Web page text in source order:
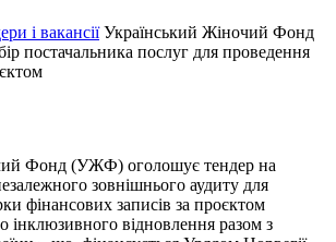
і вакансії Український Жіночий Фонд
постачальника послуг для проведення
Фонд (УЖФ) оголошує тендер на
зовнішнього аудиту для
фінансових записів за проєктом
інклюзивного відновлення разом з